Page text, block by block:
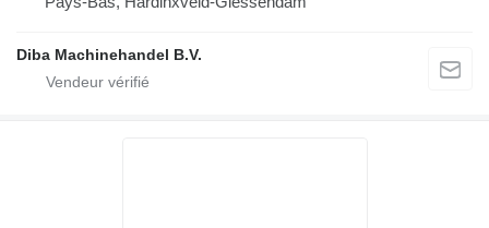
Diba Machinehandel B.V.